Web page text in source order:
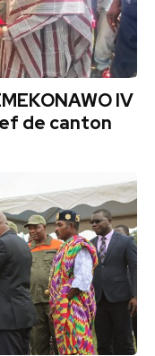
IV
de canton